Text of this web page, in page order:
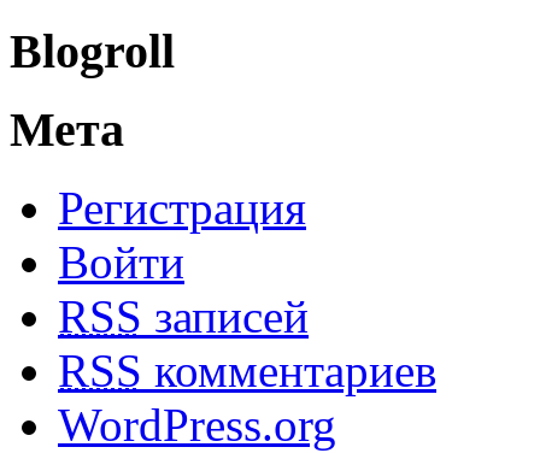
Blogroll
Мета
Регистрация
Войти
RSS записей
RSS комментариев
WordPress.org